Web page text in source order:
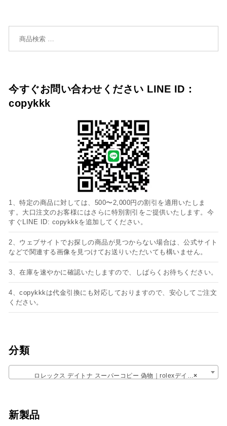
今すぐお問い合わせください LINE ID：
copykkk
1、特定の商品に対しては、500〜2,000円の割引を適用いたしま
す。大口注文のお客様にはさらに特別割引をご提供いたします。今
すぐLINE ID: copykkkを追加してください。
2、ウェブサイトでお探しの商品が見つからない場合は、公式サイト
などで関連する画像を見つけてお送りいただいても構いません。
3、在庫を速やかに確認いたしますので、しばらくお待ちください。
4、copykkkは代金引換にも対応しておりますので、安心してご注文
ください。
分類
×
ロレックス デイトナ スーパーコピー 偽物​｜rolexデイトナ 激安N級 商品​
新製品